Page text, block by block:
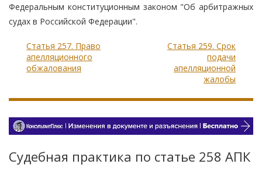
Федеральным конституционным законом "Об арбитражных
судах в Российской Федерации".
Статья 257. Право
апелляционного
обжалования
Статья 259. Срок
подачи
апелляционной
жалобы
Судебная практика по статье 258 АПК